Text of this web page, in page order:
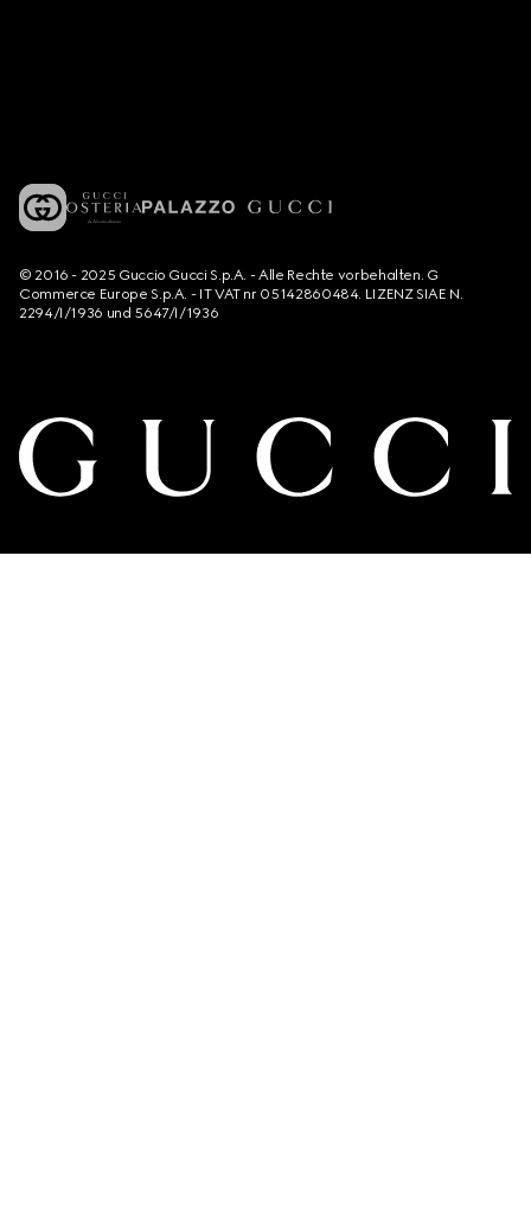
© 2016 - 2025 Guccio Gucci S.p.A. - Alle Rechte vorbehalten. G
Commerce Europe S.p.A. - IT VAT nr 05142860484. LIZENZ SIAE N.
2294/I/1936 und 5647/I/1936